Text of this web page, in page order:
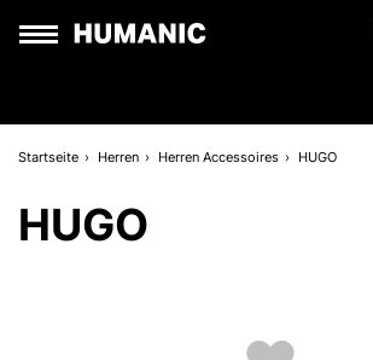
Startseite Herren Herren Accessoires HUGO
HUGO